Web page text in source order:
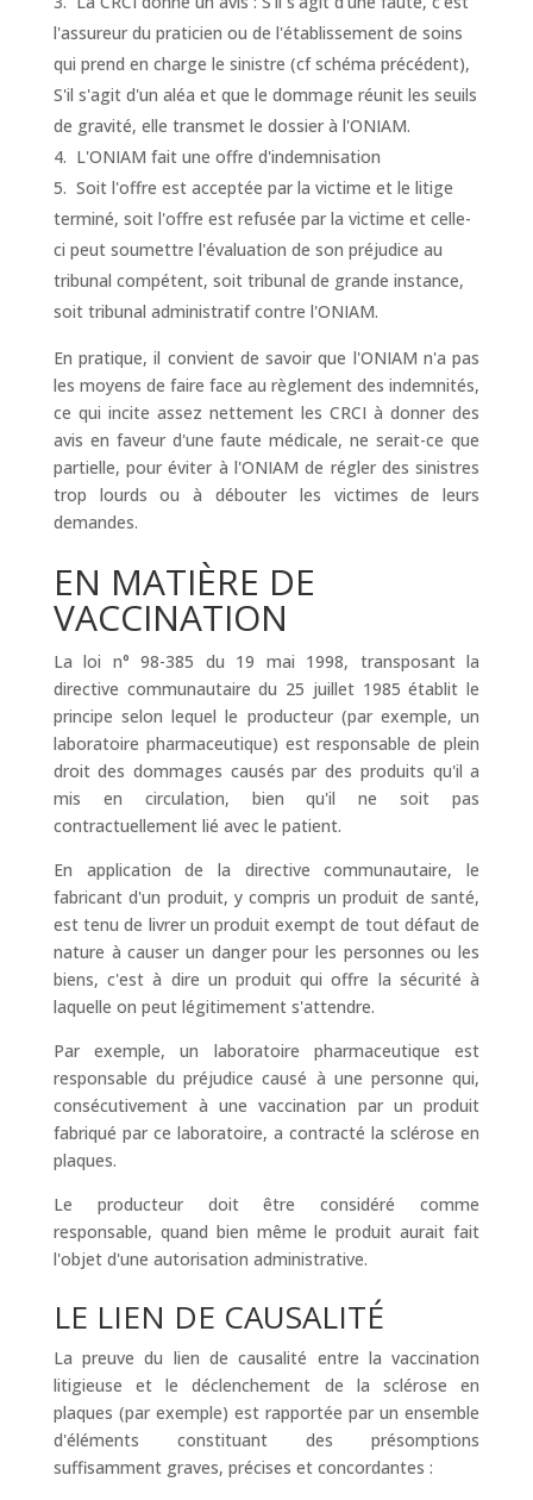
l'assureur du praticien ou de l'établissement de soins
qui prend en charge le sinistre (cf schéma précédent),
S'il s'agit d'un aléa et que le dommage réunit les seuils
de gravité, elle transmet le dossier à l'ONIAM.
L'ONIAM fait une offre d'indemnisation
Soit l'offre est acceptée par la victime et le litige
terminé, soit l'offre est refusée par la victime et celle-
ci peut soumettre l'évaluation de son préjudice au
tribunal compétent, soit tribunal de grande instance,
soit tribunal administratif contre l'ONIAM.
En pratique, il convient de savoir que l'ONIAM n'a pas
les moyens de faire face au règlement des indemnités,
ce qui incite assez nettement les CRCI à donner des
avis en faveur d'une faute médicale, ne serait-ce que
partielle, pour éviter à l'ONIAM de régler des sinistres
trop lourds ou à débouter les victimes de leurs
demandes.
EN MATIÈRE DE
VACCINATION
La loi n° 98-385 du 19 mai 1998, transposant la
directive communautaire du 25 juillet 1985 établit le
principe selon lequel le producteur (par exemple, un
laboratoire pharmaceutique) est responsable de plein
droit des dommages causés par des produits qu'il a
mis en circulation, bien qu'il ne soit pas
contractuellement lié avec le patient.
En application de la directive communautaire, le
fabricant d'un produit, y compris un produit de santé,
est tenu de livrer un produit exempt de tout défaut de
nature à causer un danger pour les personnes ou les
biens, c'est à dire un produit qui offre la sécurité à
laquelle on peut légitimement s'attendre.
Par exemple, un laboratoire pharmaceutique est
responsable du préjudice causé à une personne qui,
consécutivement à une vaccination par un produit
fabriqué par ce laboratoire, a contracté la sclérose en
plaques.
Le producteur doit être considéré comme
responsable, quand bien même le produit aurait fait
l'objet d'une autorisation administrative.
LE LIEN DE CAUSALITÉ
La preuve du lien de causalité entre la vaccination
litigieuse et le déclenchement de la sclérose en
plaques (par exemple) est rapportée par un ensemble
d'éléments constituant des présomptions
suffisamment graves, précises et concordantes :